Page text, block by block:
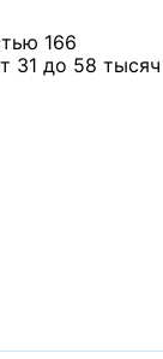
166
31 до 58 тысяч